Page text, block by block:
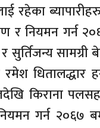
र नियमन गर्न
सुर्तिजन्य
किराना
गर्न २०६७